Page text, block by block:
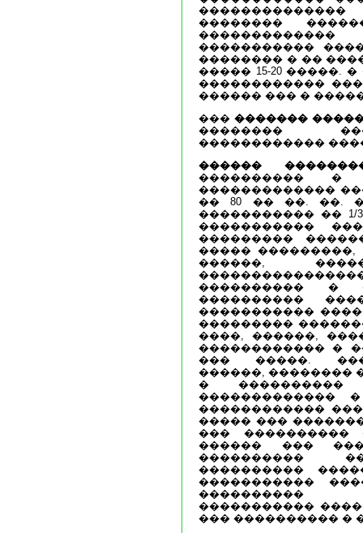
��������������
��������
�����������
�������� � ��
����� 15-20 �����.
������������
������ ��� �
��� �������
��������
������������
������
���������� �
�������������
�� 80 �� ��. ��.
����������� ��
�����������
���������
�����
������,
���������� �
����������
�����������
���������
����, ������,
������������ �
��� �����.
������, ��������
� ����������
�������������
������������
����� ���
��� ����������
������ ���
����������
����������
�����������
����������
�����������
��� ���������� �